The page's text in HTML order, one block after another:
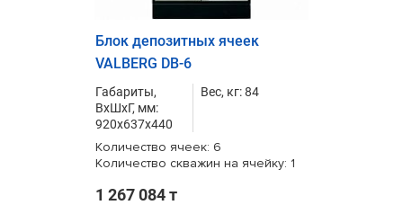
Блок депозитных ячеек
VALBERG DB-6
Габариты,
ВxШxГ, мм:
920x637x440
Вес, кг: 84
Количество ячеек: 6
Количество скважин на ячейку: 1
1 267 084 т